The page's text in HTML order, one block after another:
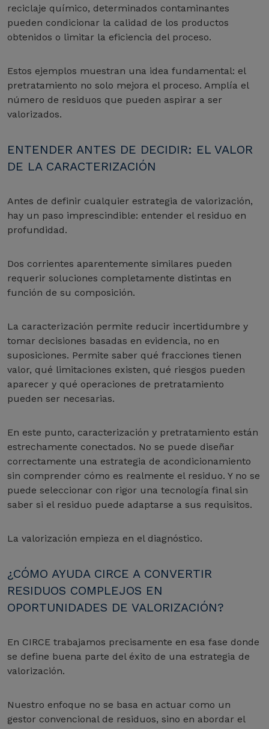
reciclaje químico, determinados contaminantes
pueden condicionar la calidad de los productos
obtenidos o limitar la eficiencia del proceso.
Estos ejemplos muestran una idea fundamental: el
pretratamiento no solo mejora el proceso. Amplía el
número de residuos que pueden aspirar a ser
valorizados.
ENTENDER ANTES DE DECIDIR: EL VALOR
DE LA CARACTERIZACIÓN
Antes de definir cualquier estrategia de valorización,
hay un paso imprescindible: entender el residuo en
profundidad.
Dos corrientes aparentemente similares pueden
requerir soluciones completamente distintas en
función de su composición.
La caracterización permite reducir incertidumbre y
tomar decisiones basadas en evidencia, no en
suposiciones. Permite saber qué fracciones tienen
valor, qué limitaciones existen, qué riesgos pueden
aparecer y qué operaciones de pretratamiento
pueden ser necesarias.
En este punto, caracterización y pretratamiento están
estrechamente conectados. No se puede diseñar
correctamente una estrategia de acondicionamiento
sin comprender cómo es realmente el residuo. Y no se
puede seleccionar con rigor una tecnología final sin
saber si el residuo puede adaptarse a sus requisitos.
La valorización empieza en el diagnóstico.
¿CÓMO AYUDA CIRCE A CONVERTIR
RESIDUOS COMPLEJOS EN
OPORTUNIDADES DE VALORIZACIÓN?
En CIRCE trabajamos precisamente en esa fase donde
se define buena parte del éxito de una estrategia de
valorización.
Nuestro enfoque no se basa en actuar como un
gestor convencional de residuos, sino en abordar el